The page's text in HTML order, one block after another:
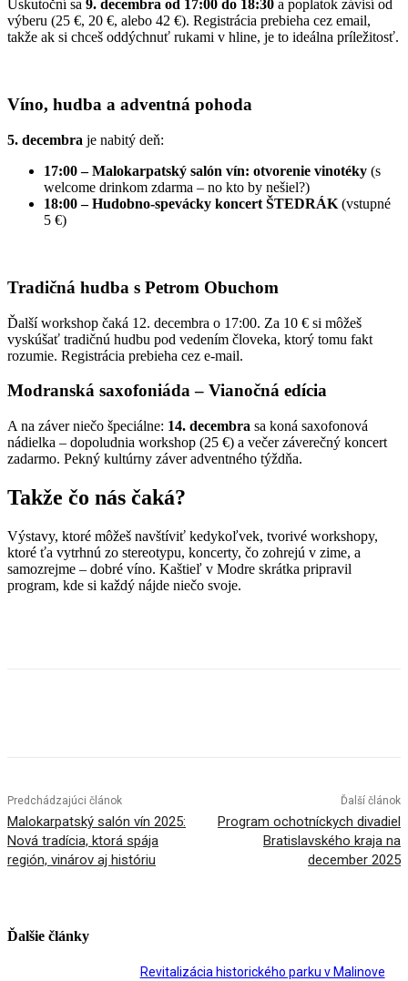
Uskutoční sa 9. decembra od 17:00 do 18:30 a poplatok závisí od
výberu (25 €, 20 €, alebo 42 €). Registrácia prebieha cez email,
takže ak si chceš oddýchnuť rukami v hline, je to ideálna príležitosť.
Víno, hudba a adventná pohoda
5. decembra je nabitý deň:
17:00 – Malokarpatský salón vín: otvorenie vinotéky (s
welcome drinkom zdarma – no kto by nešiel?)
18:00 – Hudobno-spevácky koncert ŠTEDRÁK (vstupné
5 €)
Tradičná hudba s Petrom Obuchom
Ďalší workshop čaká 12. decembra o 17:00. Za 10 € si môžeš
vyskúšať tradičnú hudbu pod vedením človeka, ktorý tomu fakt
rozumie. Registrácia prebieha cez e-mail.
Modranská saxofoniáda – Vianočná edícia
A na záver niečo špeciálne: 14. decembra sa koná saxofonová
nádielka – dopoludnia workshop (25 €) a večer záverečný koncert
zadarmo. Pekný kultúrny záver adventného týždňa.
Takže čo nás čaká?
Výstavy, ktoré môžeš navštíviť kedykoľvek, tvorivé workshopy,
ktoré ťa vytrhnú zo stereotypu, koncerty, čo zohrejú v zime, a
samozrejme – dobré víno. Kaštieľ v Modre skrátka pripravil
program, kde si každý nájde niečo svoje.
Predchádzajúci článok
Malokarpatský salón vín 2025:
Nová tradícia, ktorá spája
región, vinárov aj históriu
Ďalší článok
Program ochotníckych divadiel
Bratislavského kraja na
december 2025
Ďalšie články
Revitalizácia historického parku v Malinove